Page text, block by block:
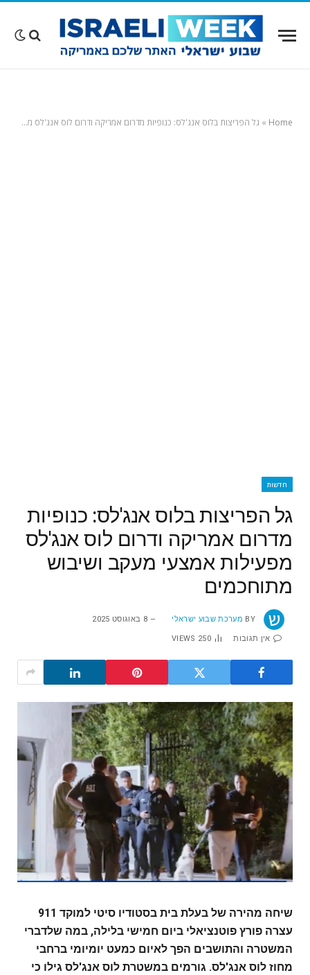
Home
» גל הפריצות בלוס אנג'לס: כנופיות מדרום אמריקה ודרום לוס אנג'לס מפעילות אמצעי מעקב ושיבוש מתוחכמים
חדשות
גל הפריצות בלוס אנג'לס: כנופיות
מדרום אמריקה ודרום לוס אנג'לס
מפעילות אמצעי מעקב ושיבוש
מתוחכמים
BY מערכת שבוע ישראלי 8 באוגוסט 2025
אין תגובות 250
VIEWS
עצרה פורץ פוטנציאלי ביום חמישי בלילה, במה שלדברי
המשטרה והתושבים הפך לאיום כמעט יומיומי ברחבי
מחוז לוס אנג'לס. גורמים במשטרת לוס אנג'לס גילו כי